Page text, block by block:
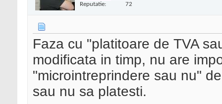
Reputatie: 72
Faza cu "platitoare de TVA
modificata in timp, nu are
"microintreprindere sau nu"
sau nu sa platesti.